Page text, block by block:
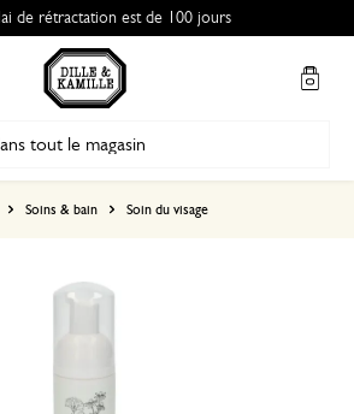
de rétractation est de 100 jours
Soins & bain Soin du visage